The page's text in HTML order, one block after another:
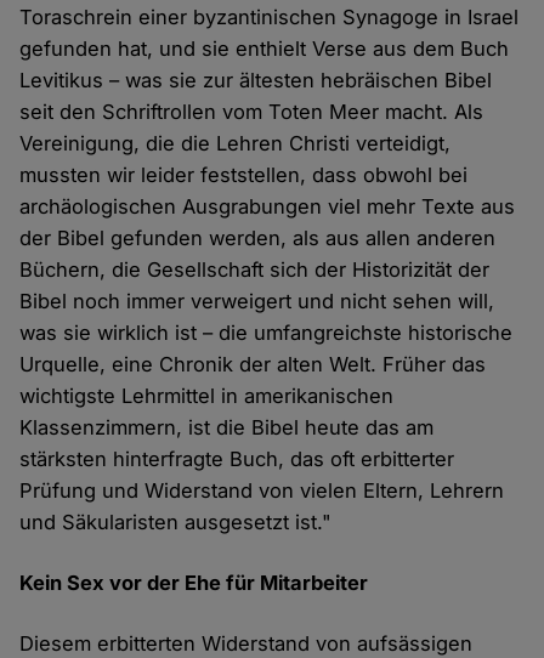
Toraschrein einer byzantinischen Synagoge in Israel
gefunden hat, und sie enthielt Verse aus dem Buch
Levitikus – was sie zur ältesten hebräischen Bibel
seit den Schriftrollen vom Toten Meer macht. Als
Vereinigung, die die Lehren Christi verteidigt,
mussten wir leider feststellen, dass obwohl bei
archäologischen Ausgrabungen viel mehr Texte aus
der Bibel gefunden werden, als aus allen anderen
Büchern, die Gesellschaft sich der Historizität der
Bibel noch immer verweigert und nicht sehen will,
was sie wirklich ist – die umfangreichste historische
Urquelle, eine Chronik der alten Welt. Früher das
wichtigste Lehrmittel in amerikanischen
Klassenzimmern, ist die Bibel heute das am
stärksten hinterfragte Buch, das oft erbitterter
Prüfung und Widerstand von vielen Eltern, Lehrern
und Säkularisten ausgesetzt ist."
Kein Sex vor der Ehe für Mitarbeiter
Diesem erbitterten Widerstand von aufsässigen